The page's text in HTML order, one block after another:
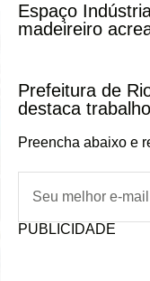
Espaço
madeireiro
Prefeitura de
destaca
Preencha abaixo e
PUBLICIDADE